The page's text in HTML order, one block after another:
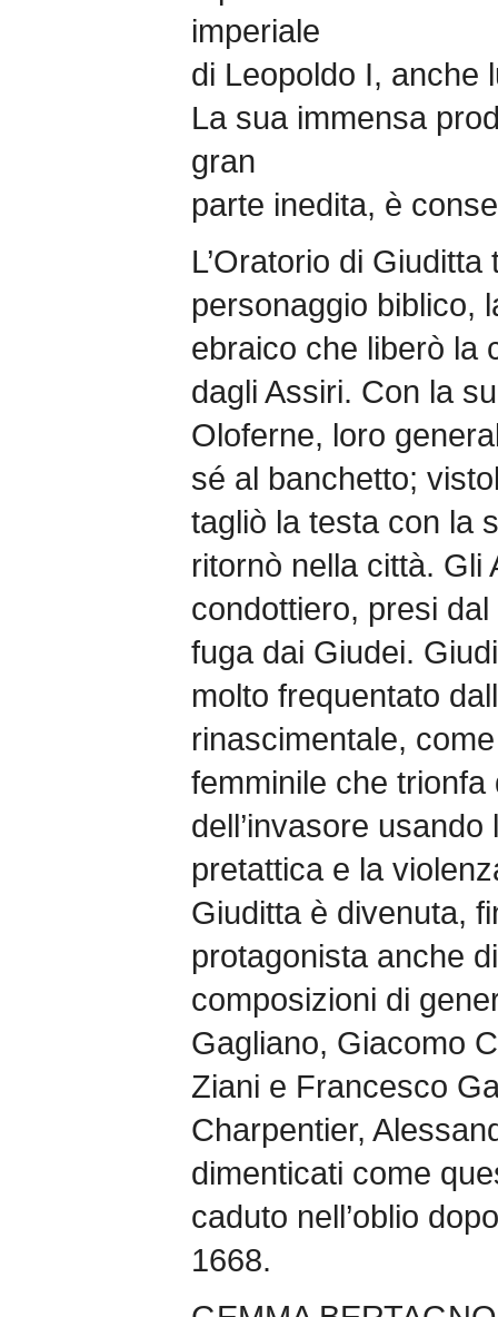
imperiale
di Leopoldo I, anche
La sua immensa
gran
parte inedita, è
L’Oratorio di
personaggio biblico,
ebraico che liberò la
dagli Assiri. Con la
Oloferne, loro
sé al banchetto;
tagliò la testa con la
ritornò nella città. Gli
condottiero, presi
fuga dai Giudei.
molto frequentato
rinascimentale,
femminile che
dell’invasore
pretattica e la
Giuditta è divenuta,
protagonista anche
composizioni di
Gagliano, Giacomo
Ziani e Francesco
Charpentier,
dimenticati come
caduto nell’oblio
1668.